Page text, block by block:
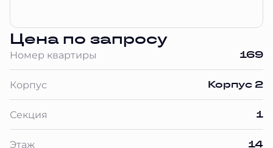
Цена по запросу
Номер квартиры 169
Корпус Корпус 2
Секция 1
Этаж 14